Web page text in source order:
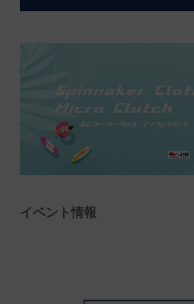
イベント情報